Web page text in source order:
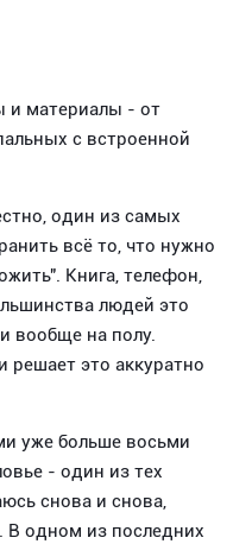
и материалы - от
с встроенной
один из самых
всё то, что нужно
Книга, телефон,
людей это
вообще на полу.
это аккуратно
уже больше восьми
- один из тех
снова и снова,
В одном из последних